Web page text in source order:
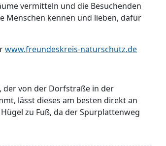
vermitteln und die Besuchenden
Menschen kennen und lieben, dafür
www.freundeskreis-naturschutz.de
der von der Dorfstraße in der
lässt dieses am besten direkt an
zu Fuß, da der Spurplattenweg